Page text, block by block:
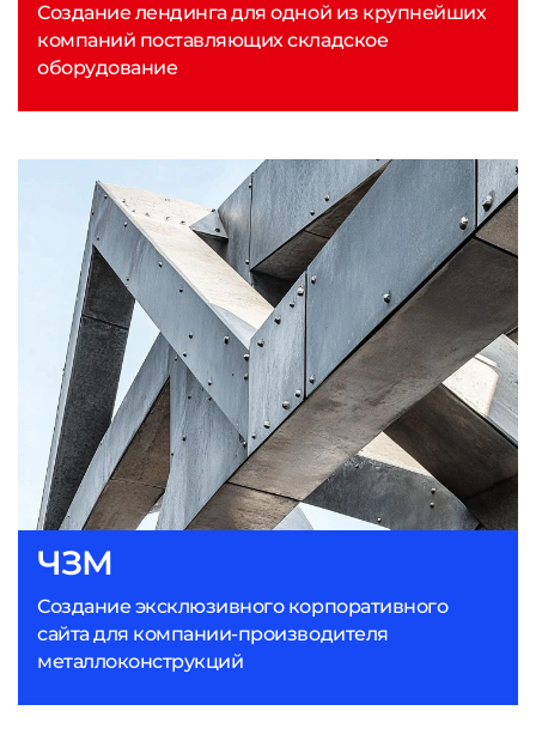
ЧЗМ
Создание эксклюзивного корпоративного
сайта для компании-производителя
металлоконструкций
Создание лендинга для одной из крупнейших
компаний поставляющих складское
оборудование